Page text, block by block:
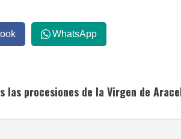
WhatsApp
las procesiones de la Virgen de